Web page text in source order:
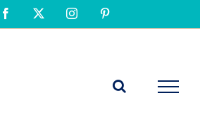
Facebook Instagram